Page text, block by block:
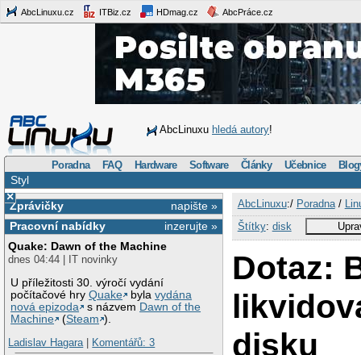
AbcLinuxu.cz ITBiz.cz HDmag.cz AbcPráce.cz
AbcLinuxu hledá autory!
Poradna FAQ Hardware Software Články Učebnice
Styl
×
napište »
Zprávičky
inzerujte »
Pracovní nabídky
Quake: Dawn of the Machine
dnes 04:44 | IT novinky
U příležitosti 30. výročí vydání
počítačové hryQuake bylavydána
nová epizoda
s názvem Dawn of the
Machine
(Steam ).
Ladislav Hagara| Komentářů: 3
AbcLinuxu:/ Poradna/
Štítky: disk
Dotaz:
disku